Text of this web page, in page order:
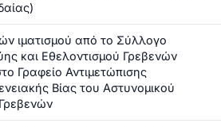
ιματισμού από το Σύλλογο
και Εθελοντισμού Γρεβενών
Γραφείο Αντιμετώπισης
Βίας του Αστυνομικού